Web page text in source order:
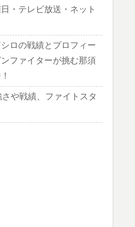
・テレビ放送・ネット
ロの戦績とプロフィー
ファイターが挑む那須
や戦績、ファイトスタ